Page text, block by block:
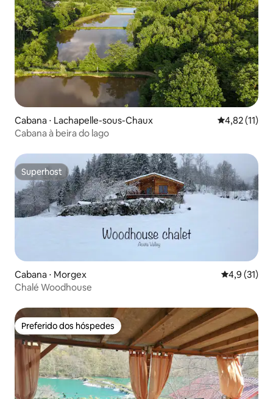
Cabana ⋅ Lachapelle-sous-Chaux 4,82 de uma
4,82 (11)
Cabana à beira do lago
Superhost
Superhost
Cabana ⋅ Morgex 4,9 de uma
4,9 (31)
Chalé Woodhouse
Preferido dos hóspedes
Preferido dos hóspedes